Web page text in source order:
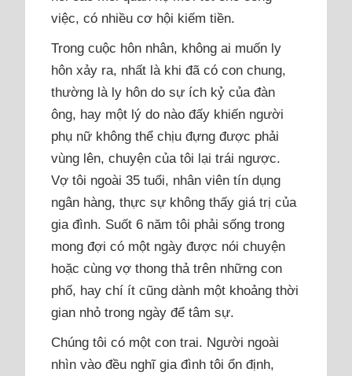
việc, có nhiều cơ hội kiếm tiền.
Trong cuộc hôn nhân, không ai muốn ly
hôn xảy ra, nhất là khi đã có con chung,
thường là ly hôn do sự ích kỷ của đàn
ông, hay một lý do nào đấy khiến người
phụ nữ không thể chịu đựng được phải
vùng lên, chuyện của tôi lại trái ngược.
Vợ tôi ngoài 35 tuổi, nhân viên tín dụng
ngân hàng, thực sự không thấy giá trị của
gia đình. Suốt 6 năm tôi phải sống trong
mong đợi có một ngày được nói chuyện
hoặc cùng vợ thong thả trên những con
phố, hay chí ít cũng dành một khoảng thời
gian nhỏ trong ngày để tâm sự.
Chúng tôi có một con trai. Người ngoài
nhìn vào đều nghĩ gia đình tôi ổn định,